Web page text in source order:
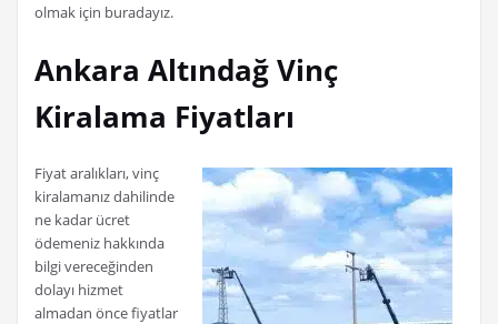
olmak için buradayız.
Ankara Altındağ Vinç
Kiralama Fiyatları
Fiyat aralıkları, vinç
kiralamanız dahilinde
ne kadar ücret
ödemeniz hakkında
bilgi vereceğinden
dolayı hizmet
almadan önce fiyatlar